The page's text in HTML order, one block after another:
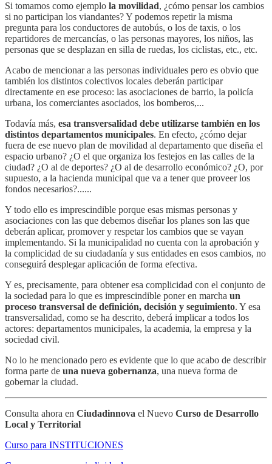
Si tomamos como ejemplo la movilidad, ¿cómo pensar los cambios
si no participan los viandantes? Y podemos repetir la misma
pregunta para los conductores de autobús, o los de taxis, o los
repartidores de mercancías, o las personas mayores, los niños, las
personas que se desplazan en silla de ruedas, los ciclistas, etc., etc.
Acabo de mencionar a las personas individuales pero es obvio que
también los distintos colectivos locales deberán participar
directamente en ese proceso: las asociaciones de barrio, la policía
urbana, los comerciantes asociados, los bomberos,...
Todavía más, esa transversalidad debe utilizarse también en los
distintos departamentos municipales. En efecto, ¿cómo dejar
fuera de ese nuevo plan de movilidad al departamento que diseña el
espacio urbano? ¿O el que organiza los festejos en las calles de la
ciudad? ¿O al de deportes? ¿O al de desarrollo económico? ¿O, por
supuesto, a la hacienda municipal que va a tener que proveer los
fondos necesarios?......
Y todo ello es imprescindible porque esas mismas personas y
asociaciones con las que debemos diseñar los planes son las que
deberán aplicar, promover y respetar los cambios que se vayan
implementando. Si la municipalidad no cuenta con la aprobación y
la complicidad de su ciudadanía y sus entidades en esos cambios, no
conseguirá desplegar aplicación de forma efectiva.
Y es, precisamente, para obtener esa complicidad con el conjunto de
la sociedad para lo que es imprescindible poner en marcha un
proceso transversal de definición, decisión y seguimiento. Y esa
transversalidad, como se ha descrito, deberá implicar a todos los
actores: departamentos municipales, la academia, la empresa y la
sociedad civil.
No lo he mencionado pero es evidente que lo que acabo de describir
forma parte de una nueva gobernanza, una nueva forma de
gobernar la ciudad.
Consulta ahora en Ciudadinnova el Nuevo Curso de Desarrollo
Local y Territorial
Curso para INSTITUCIONES